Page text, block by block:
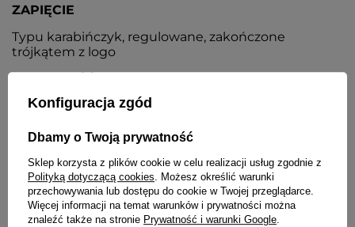
ZAPIĘCIE
Typu karabińczyk, regulowane, zakończone
trójkątem z logo
13 mm
WAGA
6,7 g
SZCZEGÓŁOWE DANE
Konfiguracja zgód
Dbamy o Twoją prywatność
Sklep korzysta z plików cookie w celu realizacji usług zgodnie z
Polityką dotyczącą cookies . Możesz określić warunki
przechowywania lub dostępu do cookie w Twojej przeglądarce.
Więcej informacji na temat warunków i prywatności można
znaleźć także na stronie Prywatność i warunki Google